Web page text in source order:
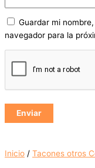
Guardar mi
navegador para la
Inicio / Tacones otros